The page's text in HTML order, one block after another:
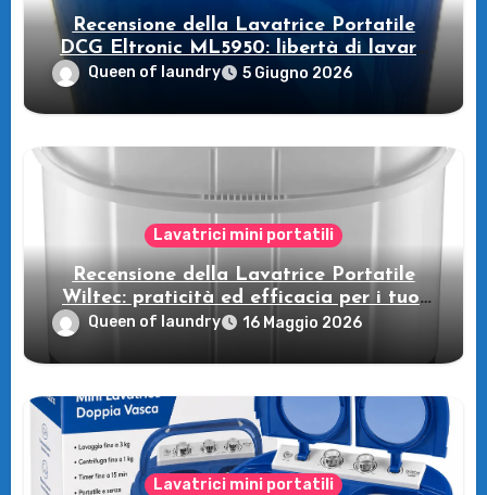
Recensione della Lavatrice Portatile
DCG Eltronic ML5950: libertà di lavare
in viaggio!
Queen of laundry 5 Giugno 2026
Lavatrici mini portatili
Recensione della Lavatrice Portatile
Wiltec: praticità ed efficacia per i tuoi
viaggi in campeggio!
Queen of laundry 16 Maggio 2026
Lavatrici mini portatili